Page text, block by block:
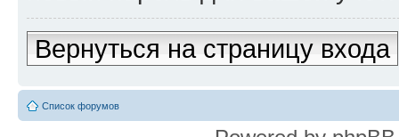
Вернуться на страницу входа
Список форумов